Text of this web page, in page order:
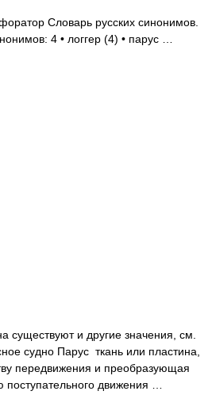
Словарь русских синонимов.
4 • логгер (4) • парус …
существуют и другие значения, см.
судно Парус ткань или пластина,
передвижения и преобразующая
поступательного движения …